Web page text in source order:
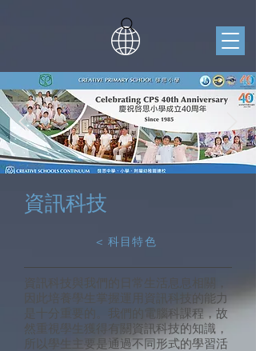
資訊科技
< 科目特色
資訊科技與我們的日常生活息息相關，
因此培養學生掌握運用資訊科技的能力
是十分重要的。我們的電腦科課程，故
然重視學生獲得有關資訊科技的知識，
所以學生主要是通過不同形式的學習活